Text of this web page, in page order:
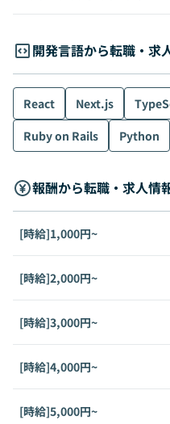
開発言語から転職・求
React Next.js
Ruby on Rails
Python
報酬から転職・求人情
[時給]1,000円~
[時給]2,000円~
[時給]3,000円~
[時給]4,000円~
[時給]5,000円~